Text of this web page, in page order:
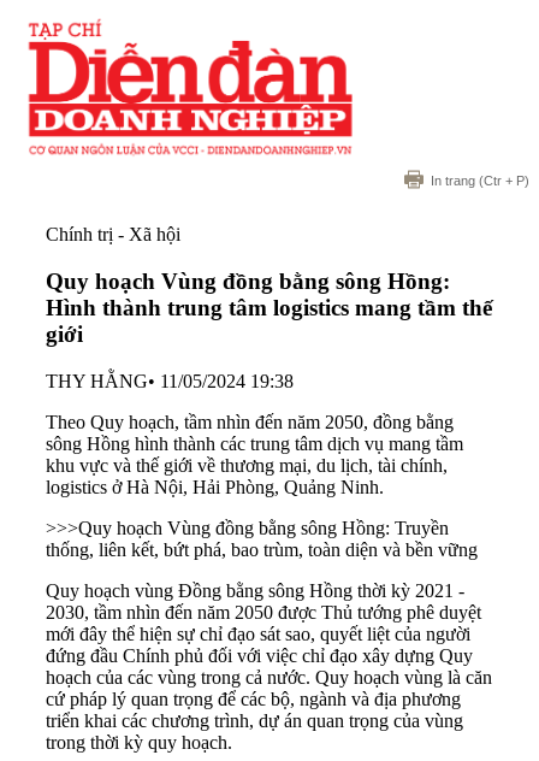
In trang (Ctr + P)
Chính trị - Xã hội
Quy hoạch Vùng đồng bằng sông Hồng:
Hình thành trung tâm logistics mang tầm thế
giới
THY HẰNG• 11/05/2024 19:38
Theo Quy hoạch, tầm nhìn đến năm 2050, đồng bằng
sông Hồng hình thành các trung tâm dịch vụ mang tầm
khu vực và thế giới về thương mại, du lịch, tài chính,
logistics ở Hà Nội, Hải Phòng, Quảng Ninh.
>>>Quy hoạch Vùng đồng bằng sông Hồng: Truyền
thống, liên kết, bứt phá, bao trùm, toàn diện và bền vững
Quy hoạch vùng Đồng bằng sông Hồng thời kỳ 2021 -
2030, tầm nhìn đến năm 2050 được Thủ tướng phê duyệt
mới đây thể hiện sự chỉ đạo sát sao, quyết liệt của người
đứng đầu Chính phủ đối với việc chỉ đạo xây dựng Quy
hoạch của các vùng trong cả nước. Quy hoạch vùng là căn
cứ pháp lý quan trọng để các bộ, ngành và địa phương
triển khai các chương trình, dự án quan trọng của vùng
trong thời kỳ quy hoạch.